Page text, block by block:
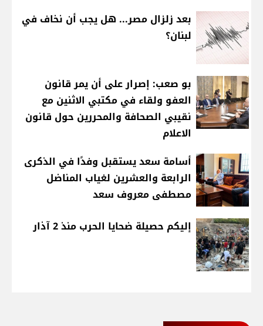
بعد زلزال مصر... هل يجب أن نخاف في
لبنان؟
بو صعب: إصرار على أن يمر قانون
العفو ولقاء في مكتبي الاثنين مع
نقيبي الصحافة والمحررين حول قانون
الاعلام
أسامة سعد يستقبل وفدًا في الذكرى
الرابعة والعشرين لغياب المناضل
مصطفى معروف سعد
إليكم حصيلة ضحايا الحرب منذ 2 آذار